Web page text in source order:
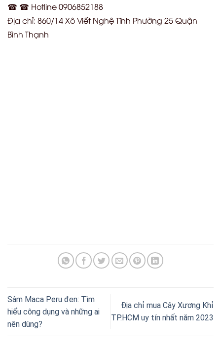
☎ ☎ Hotline 0906852188
Địa chỉ: 860/14 Xô Viết Nghệ Tĩnh Phường 25 Quận
Bình Thạnh
Sâm Maca Peru đen: Tìm
hiểu công dụng và những ai
nên dùng?
Địa chỉ mua Cây Xương Khỉ
TP.HCM uy tín nhất năm 2023